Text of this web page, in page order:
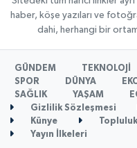
haber, köşe yazıları ve
dahi, herhangi bir
GÜNDEM TEKNOLOJİ
SPOR
DÜNYA
SAĞLIK
YAŞAM
Gizlilik Sözleşmesi
Künye
Yayın İlkeleri